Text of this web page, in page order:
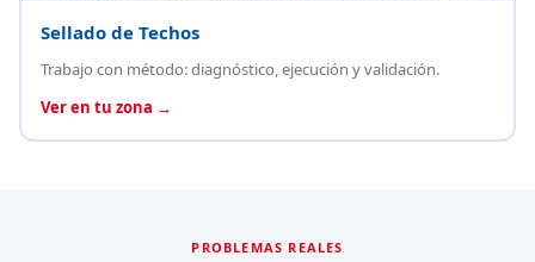
Sellado de Techos
Trabajo con método: diagnóstico, ejecución y validación.
Ver en tu zona →
PROBLEMAS REALES